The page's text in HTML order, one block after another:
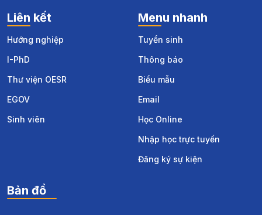
Liên kết
Hướng nghiệp
I-PhD
Thư viện OESR
EGOV
Sinh viên
Menu nhanh
Tuyển sinh
Thông báo
Biểu mẫu
Email
Học Online
Nhập học trực tuyến
Đăng ký sự kiện
Bản đồ